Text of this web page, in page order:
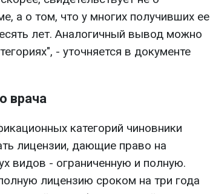
а о том, что у многих получивших ее
лет. Аналогичный вывод можно
- уточняется в документе
врача
категорий чиновники
лицензии, дающие право на
видов - ограниченную и полную.
лицензию сроком на три года